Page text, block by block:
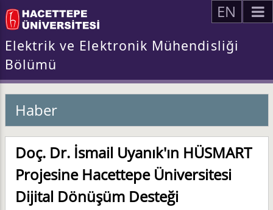
EN
Elektrik ve Elektronik Mühendisliği
Bölümü
Haber
Doç. Dr. İsmail Uyanık'ın HÜSMART
Projesine Hacettepe Üniversitesi
Dijital Dönüşüm Desteği